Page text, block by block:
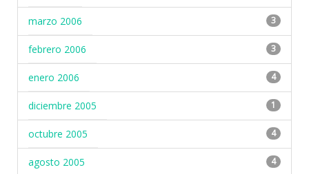
marzo 2006 3
febrero 2006 3
enero 2006 4
diciembre 2005 1
octubre 2005 4
agosto 2005 4